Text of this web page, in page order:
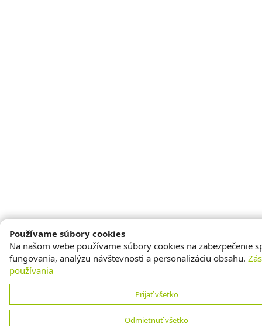
Používame súbory cookies
Na našom webe používame súbory cookies na zabezpečenie
fungovania, analýzu návštevnosti a personalizáciu obsahu.
používania
Prijať všetko
Odmietnuť všetko